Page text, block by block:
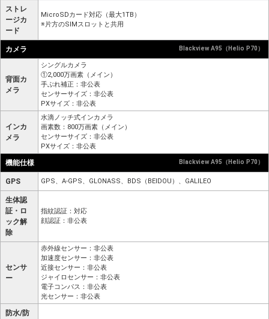
ストレ
ージカ
ード
MicroSDカード対応（最大1TB）
※片方のSIMスロットと共用
カメラ Blackview A95（Helio P70）
背面カ
メラ
シングルカメラ
①2,000万画素（メイン）
手ぶれ補正：非公表
センサーサイズ：非公表
PXサイズ：非公表
インカ
メラ
水滴ノッチ式インカメラ
画素数：800万画素（メイン）
センサーサイズ：非公表
PXサイズ：非公表
機能仕様 Blackview A95（Helio P70）
GPS GPS、A-GPS、GLONASS、BDS（BEIDOU）、GALILEO
生体認
証・ロ
ック解
除
指紋認証：対応
顔認証：非公表
センサ
ー
赤外線センサー：非公表
加速度センサー：非公表
近接センサー：非公表
ジャイロセンサー：非公表
電子コンパス：非公表
光センサー：非公表
防水/防